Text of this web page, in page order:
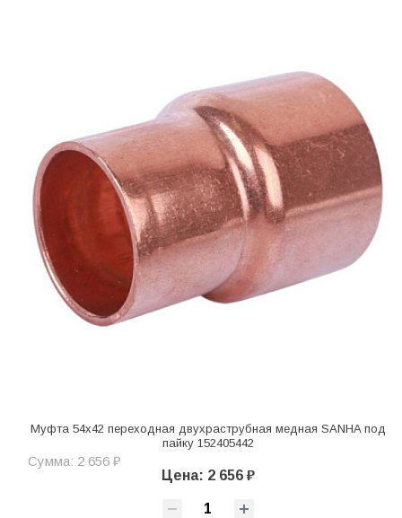
Муфта 54х42 переходная двухраструбная медная SANHA под
пайку 152405442
Сумма: 2 656 ₽
Цена: 2 656 ₽